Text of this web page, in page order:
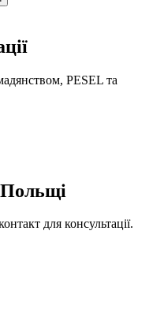
PESEL та
Польщі
для консультації.